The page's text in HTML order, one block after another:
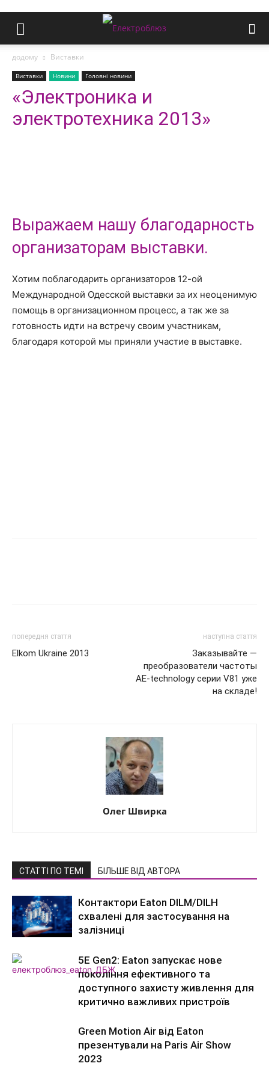
додому Виставки
Виставки Новини Головні новини
«Электроника и
электротехника 2013»
Выражаем нашу благодарность
организаторам выставки.
Хотим поблагодарить организаторов 12-ой
Международной Одесской выставки за их неоценимую
помощь в организационном процесс, а так же за
готовность идти на встречу своим участникам,
благодаря которой мы приняли участие в выставке.
попередня стаття
Elkom Ukraine 2013
наступна стаття
Заказывайте —
преобразователи частоты
AE-technology серии V81 уже
на складе!
Олег Швирка
СТАТТІ ПО ТЕМІ БІЛЬШЕ ВІД АВТОРА
Контактори Eaton DILM/DILH
схвалені для застосування на
залізниці
5E Gen2: Eaton запускає нове
покоління ефективного та
доступного захисту живлення для
критично важливих пристроїв
Green Motion Air від Eaton
презентували на Paris Air Show
2023